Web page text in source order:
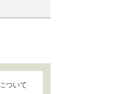
ついて